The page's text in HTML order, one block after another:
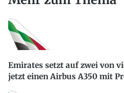
Emirates setzt auf zwei von
jetzt einen Airbus A350 mit